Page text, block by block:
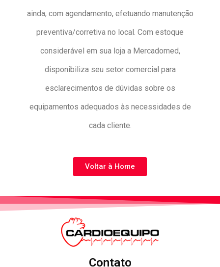
ainda, com agendamento, efetuando manutenção
preventiva/corretiva no local. Com estoque
considerável em sua loja a Mercadomed,
disponibiliza seu setor comercial para
esclarecimentos de dúvidas sobre os
equipamentos adequados às necessidades de
cada cliente.
Voltar à Home
Contato